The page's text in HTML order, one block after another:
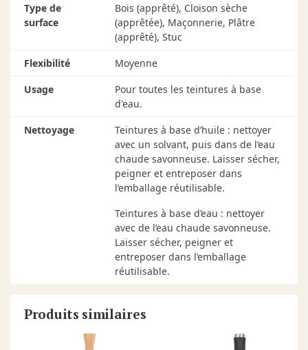
Type de
surface
Bois (apprêté), Cloison sèche
(apprêtée), Maçonnerie, Plâtre
(apprêté), Stuc
Flexibilité
Moyenne
Usage
Pour toutes les teintures à base
d'eau.
Nettoyage
Teintures à base d’huile : nettoyer
avec un solvant, puis dans de l’eau
chaude savonneuse. Laisser sécher,
peigner et entreposer dans
l’emballage réutilisable.
Teintures à base d’eau : nettoyer
avec de l’eau chaude savonneuse.
Laisser sécher, peigner et
entreposer dans l’emballage
réutilisable.
Produits similaires